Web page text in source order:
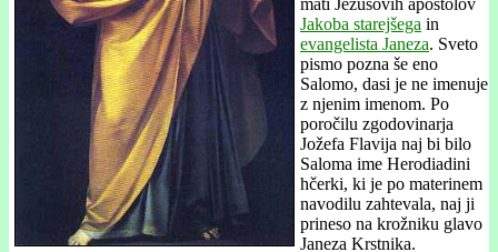
Jakoba starejšega in
evangelista Janeza. Sveto
pismo pozna še eno
Salomo, dasi je ne imenuje
z njenim imenom. Po
poročilu zgodovinarja
Jožefa Flavija naj bi bilo
Saloma ime Herodiadini
hčerki, ki je po materinem
navodilu zahtevala, naj ji
prineso na krožniku glavo
Janeza Krstnika.